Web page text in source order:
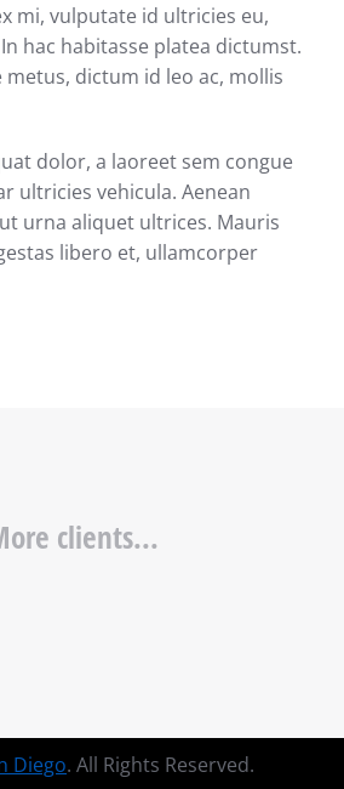
mi, vulputate id ultricies eu,
hac habitasse platea dictumst.
metus, dictum id leo ac, mollis
dolor, a laoreet sem congue
ultricies vehicula. Aenean
urna aliquet ultrices. Mauris
libero et, ullamcorper
clients...
Diego. All Rights Reserved.